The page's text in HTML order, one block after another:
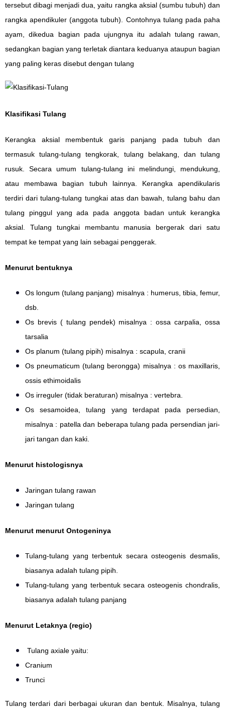
tersebut dibagi menjadi dua, yaitu rangka aksial (sumbu tubuh) dan
rangka apendikuler (anggota tubuh). Contohnya tulang pada paha
ayam, dikedua bagian pada ujungnya itu adalah tulang rawan,
sedangkan bagian yang terletak diantara keduanya ataupun bagian
yang paling keras disebut dengan tulang
Klasifikasi Tulang
Kerangka aksial membentuk garis panjang pada tubuh dan
termasuk tulang-tulang tengkorak, tulang belakang, dan tulang
rusuk. Secara umum tulang-tulang ini melindungi, mendukung,
atau membawa bagian tubuh lainnya. Kerangka apendikularis
terdiri dari tulang-tulang tungkai atas dan bawah, tulang bahu dan
tulang pinggul yang ada pada anggota badan untuk kerangka
aksial. Tulang tungkai membantu manusia bergerak dari satu
tempat ke tempat yang lain sebagai penggerak.
Menurut bentuknya
Os longum (tulang panjang) misalnya : humerus, tibia, femur,
dsb.
Os brevis ( tulang pendek) misalnya : ossa carpalia, ossa
tarsalia
Os planum (tulang pipih) misalnya : scapula, cranii
Os pneumaticum (tulang berongga) misalnya : os maxillaris,
ossis ethimoidalis
Os irreguler (tidak beraturan) misalnya : vertebra.
Os sesamoidea, tulang yang terdapat pada persedian,
misalnya : patella dan beberapa tulang pada persendian jari-
jari tangan dan kaki.
Menurut histologisnya
Jaringan tulang rawan
Jaringan tulang
Menurut menurut Ontogeninya
Tulang-tulang yang terbentuk secara osteogenis desmalis,
biasanya adalah tulang pipih.
Tulang-tulang yang terbentuk secara osteogenis chondralis,
biasanya adalah tulang panjang
Menurut Letaknya (regio)
Tulang axiale yaitu:
Cranium
Trunci
Tulang terdari dari berbagai ukuran dan bentuk. Misalnya, tulang